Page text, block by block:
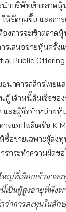
ำบริษัทเข้าตลาดหุ้
ห้รัดกุมขึ้น และกา
การจะเข้าตลาดหุ้
รเสนอขายหุ้นครั้ง
Public Offering
นาคารกสิกรไทยแ
เจ้าหนี้สินเชื่อขอ
และผู้จัดจำหน่ายหุ้
งแอปพลิเคชัน K
ซื้อขายเฉพาะผู้ลง
รกระทำความผิดข
หญ่ที่เลือกเข้ามาล
เป็นผู้สูงอายุที่พึ่งพ
ว่าการลงทุนในลัก